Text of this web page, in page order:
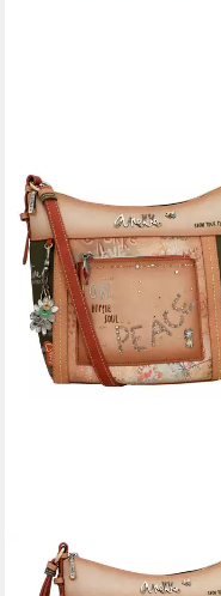
ANEKKE
Umhängetasche Peace &